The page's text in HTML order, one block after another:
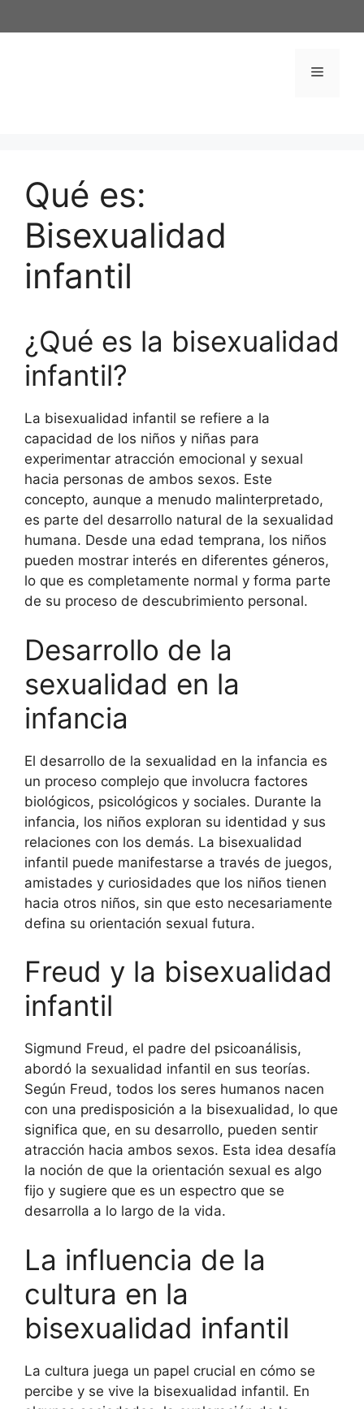
al
Menú
Qué es:
Bisexualidad
infantil
¿Qué es la bisexualidad
infantil?
La bisexualidad infantil se refiere a la
capacidad de los niños y niñas para
experimentar atracción emocional y sexual
hacia personas de ambos sexos. Este
concepto, aunque a menudo malinterpretado,
es parte del desarrollo natural de la sexualidad
humana. Desde una edad temprana, los niños
pueden mostrar interés en diferentes géneros,
lo que es completamente normal y forma parte
de su proceso de descubrimiento personal.
Desarrollo de la
sexualidad en la
infancia
El desarrollo de la sexualidad en la infancia es
un proceso complejo que involucra factores
biológicos, psicológicos y sociales. Durante la
infancia, los niños exploran su identidad y sus
relaciones con los demás. La bisexualidad
infantil puede manifestarse a través de juegos,
amistades y curiosidades que los niños tienen
hacia otros niños, sin que esto necesariamente
defina su orientación sexual futura.
Freud y la bisexualidad
infantil
Sigmund Freud, el padre del psicoanálisis,
abordó la sexualidad infantil en sus teorías.
Según Freud, todos los seres humanos nacen
con una predisposición a la bisexualidad, lo que
significa que, en su desarrollo, pueden sentir
atracción hacia ambos sexos. Esta idea desafía
la noción de que la orientación sexual es algo
fijo y sugiere que es un espectro que se
desarrolla a lo largo de la vida.
La influencia de la
cultura en la
bisexualidad infantil
La cultura juega un papel crucial en cómo se
percibe y se vive la bisexualidad infantil. En